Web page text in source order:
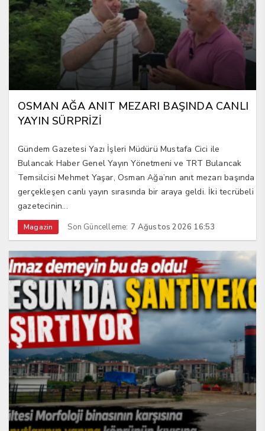
OSMAN AĞA ANIT MEZARI BAŞINDA CANLI
YAYIN SÜRPRİZİ
Gündem Gazetesi Yazı İşleri Müdürü Mustafa Cici ile
Bulancak Haber Genel Yayın Yönetmeni ve TRT Bulancak
Temsilcisi Mehmet Yaşar, Osman Ağa’nın anıt mezarı başında
gerçekleşen canlı yayın sırasında bir araya geldi. İki tecrübeli
gazetecinin...
Magazin Son Güncelleme: 7 Ağustos 2026 16:53